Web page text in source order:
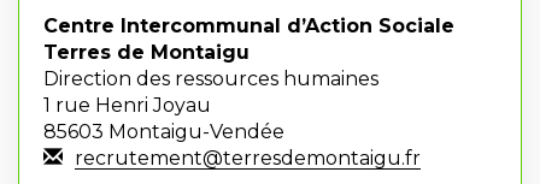
Centre Intercommunal d’Action Sociale
Terres de Montaigu
Direction des ressources humaines
1 rue Henri Joyau
85603 Montaigu-Vendée
recrutement@terresdemontaigu.fr